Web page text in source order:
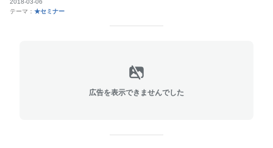
2018-03-06
テーマ： ★セミナー
広告を表示できませんでした